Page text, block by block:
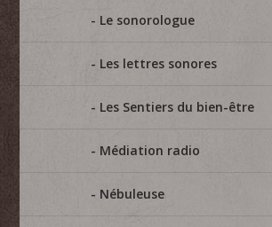
Le sonorologue
Les lettres sonores
Les Sentiers du bien-être
Médiation radio
Nébuleuse